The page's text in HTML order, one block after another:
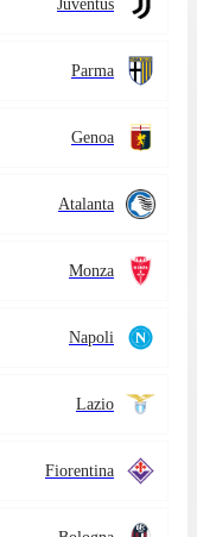
Juventus
Parma
Genoa
Atalanta
Monza
Napoli
Lazio
Fiorentina